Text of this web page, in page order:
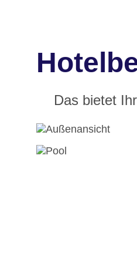
Das bietet